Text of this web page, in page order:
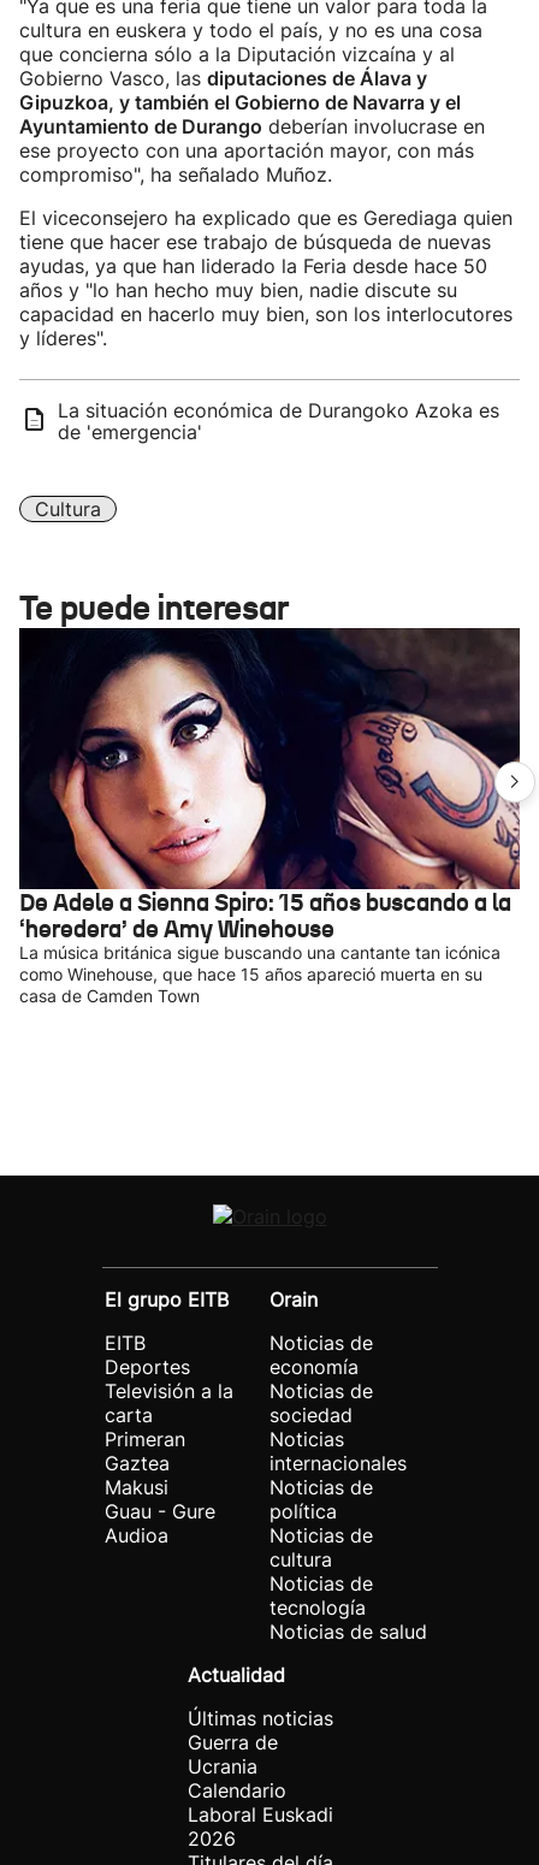
"Ya que es una feria que tiene un valor para toda la
cultura en euskera y todo el país, y no es una cosa
que concierna sólo a la Diputación vizcaína y al
Gobierno Vasco, las diputaciones de Álava y
Gipuzkoa, y también el Gobierno de Navarra y el
Ayuntamiento de Durango deberían involucrase en
ese proyecto con una aportación mayor, con más
compromiso", ha señalado Muñoz.
El viceconsejero ha explicado que es Gerediaga quien
tiene que hacer ese trabajo de búsqueda de nuevas
ayudas, ya que han liderado la Feria desde hace 50
años y "lo han hecho muy bien, nadie discute su
capacidad en hacerlo muy bien, son los interlocutores
y líderes".
La situación económica de Durangoko Azoka es
de 'emergencia'
Cultura
Te puede interesar
De Adele a Sienna Spiro: 15 años buscando a la
‘heredera’ de Amy Winehouse
La música británica sigue buscando una cantante tan icónica
como Winehouse, que hace 15 años apareció muerta en su
casa de Camden Town
El grupo EITB
EITB
Deportes
Televisión a la
carta
Primeran
Gaztea
Makusi
Guau - Gure
Audioa
Orain
Noticias de
economía
Noticias de
sociedad
Noticias
internacionales
Noticias de
política
Noticias de
cultura
Noticias de
tecnología
Noticias de salud
Actualidad
Últimas noticias
Guerra de
Ucrania
Calendario
Laboral Euskadi
2026